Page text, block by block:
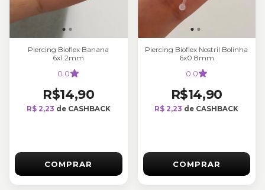
Piercing Bioflex Banana
6x1.2mm
0.0
R$14,90
R$ 2,23 de CASHBACK
COMPRAR
Piercing Bioflex Nostril Bolinha
6x0.8mm
0.0
R$14,90
R$ 2,23 de CASHBACK
COMPRAR